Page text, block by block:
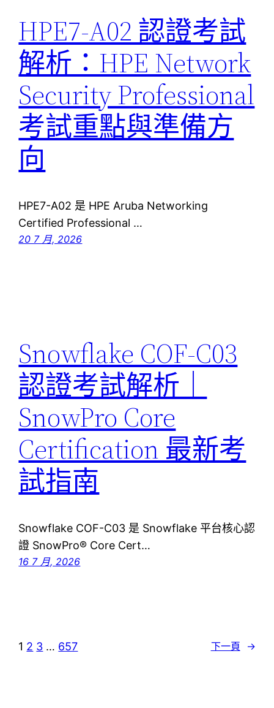
HPE7-A02 認證考試
解析：HPE Network
Security Professional
考試重點與準備方
向
HPE7-A02 是 HPE Aruba Networking
Certified Professional …
20 7 月, 2026
Snowflake COF-C03
認證考試解析｜
SnowPro Core
Certification 最新考
試指南
Snowflake COF-C03 是 Snowflake 平台核心認
證 SnowPro® Core Cert…
16 7 月, 2026
1 2 3 … 657 下一頁 →